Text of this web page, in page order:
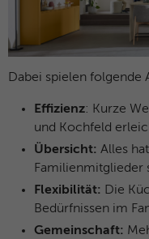
Dabei spielen folgende
Effizienz: Kurze
und Kochfeld
Übersicht: Alles
Familienmitglieder
Flexibilität: Die
Bedürfnissen im
Gemeinschaft: